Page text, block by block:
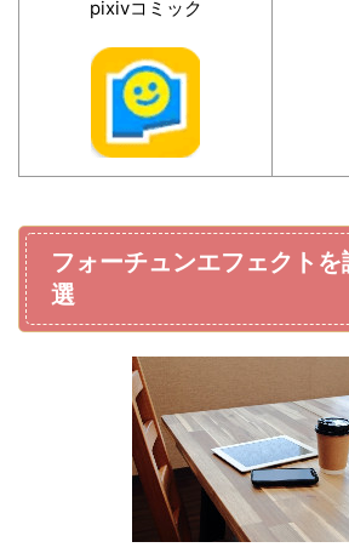
pixivコミック
フォーチュンエフェクト
選